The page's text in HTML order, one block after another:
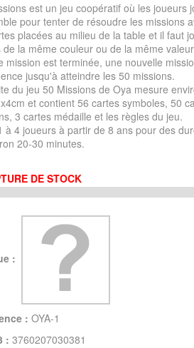
est un jeu coopératif où les joueurs
pour tenter de résoudre les missions
placées au milieu de la table et il faut
de la même couleur ou de la même
mission est terminée, une nouvelle
jusqu'à atteindre les 50 missions.
du jeu 50 Missions de Oya mesure
et contient 56 cartes symboles, 50
3 cartes médaille et les règles du jeu.
à 4 joueurs à partir de 8 ans pour des
20-30 minutes.
DE STOCK
:
: OYA-1
: 3760207030381